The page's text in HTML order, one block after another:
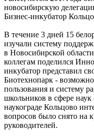
новосибирскую
Бизнес-инкубатор
В течение 3 дней 15
изучали систему
в Новосибирской
коллегам поделился
инкубатор представил
Биотехнопарк -
пользования и систему
школьников в сфере
наукограде Кольцово
вопросов было снято на
руководителей.